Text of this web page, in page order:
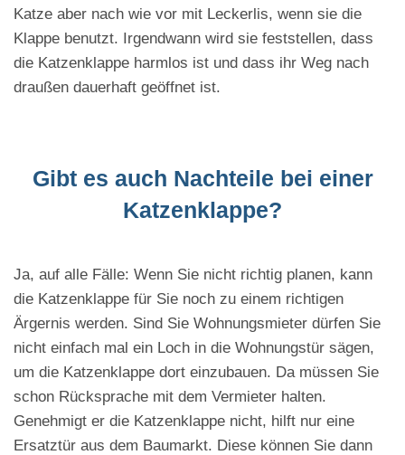
Katze aber nach wie vor mit Leckerlis, wenn sie die
Klappe benutzt. Irgendwann wird sie feststellen, dass
die Katzenklappe harmlos ist und dass ihr Weg nach
draußen dauerhaft geöffnet ist.
Gibt es auch Nachteile bei einer
Katzenklappe?
Ja, auf alle Fälle: Wenn Sie nicht richtig planen, kann
die Katzenklappe für Sie noch zu einem richtigen
Ärgernis werden. Sind Sie Wohnungsmieter dürfen Sie
nicht einfach mal ein Loch in die Wohnungstür sägen,
um die Katzenklappe dort einzubauen. Da müssen Sie
schon Rücksprache mit dem Vermieter halten.
Genehmigt er die Katzenklappe nicht, hilft nur eine
Ersatztür aus dem Baumarkt. Diese können Sie dann